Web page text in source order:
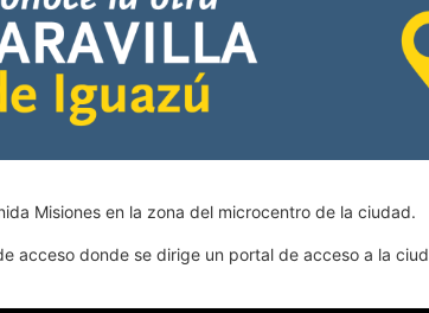
Misiones en la zona del microcentro de la ciudad.
acceso donde se dirige un portal de acceso a la